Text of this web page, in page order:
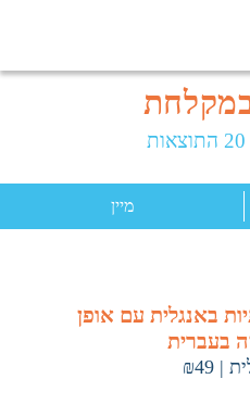
מיין
באנגלית עם אופן
בעברית
|
₪49